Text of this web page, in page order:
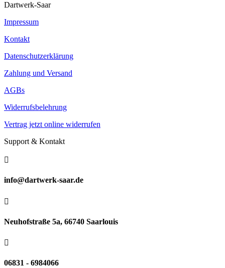
Dartwerk-Saar
Impressum
Kontakt
Datenschutzerklärung
Zahlung und Versand
AGBs
Widerrufsbelehrung
Vertrag jetzt online widerrufen
Support & Kontakt

info@dartwerk-saar.de

Neuhofstraße 5a, 66740 Saarlouis

06831 - 6984066